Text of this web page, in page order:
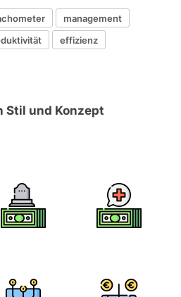
management
effizienz
Stil und Konzept